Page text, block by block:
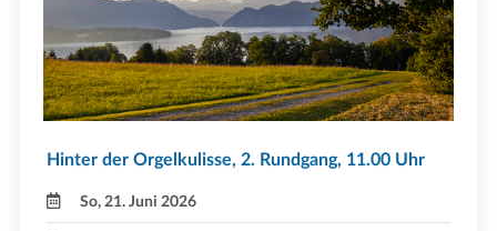
Hinter der Orgelkulisse, 2. Rundgang, 11.00 Uhr
So, 21. Juni 2026